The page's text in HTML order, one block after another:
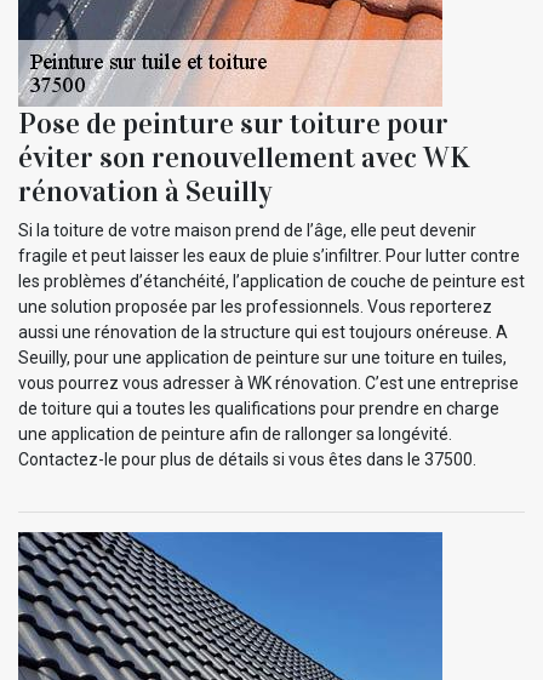
Pose de peinture sur toiture pour
éviter son renouvellement avec WK
rénovation à Seuilly
Si la toiture de votre maison prend de l’âge, elle peut devenir
fragile et peut laisser les eaux de pluie s’infiltrer. Pour lutter contre
les problèmes d’étanchéité, l’application de couche de peinture est
une solution proposée par les professionnels. Vous reporterez
aussi une rénovation de la structure qui est toujours onéreuse. A
Seuilly, pour une application de peinture sur une toiture en tuiles,
vous pourrez vous adresser à WK rénovation. C’est une entreprise
de toiture qui a toutes les qualifications pour prendre en charge
une application de peinture afin de rallonger sa longévité.
Contactez-le pour plus de détails si vous êtes dans le 37500.